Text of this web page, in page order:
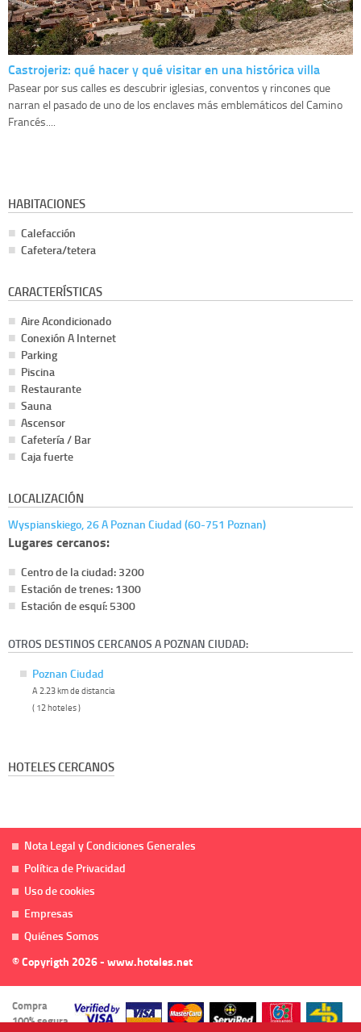
Castrojeriz: qué hacer y qué visitar en una histórica villa
Pasear por sus calles es descubrir iglesias, conventos y rincones que
narran el pasado de uno de los enclaves más emblemáticos del Camino
Francés....
HABITACIONES
Calefacción
Cafetera/tetera
CARACTERÍSTICAS
Aire Acondicionado
Conexión A Internet
Parking
Piscina
Restaurante
Sauna
Ascensor
Cafetería / Bar
Caja fuerte
LOCALIZACIÓN
Wyspianskiego, 26 A Poznan Ciudad (60-751 Poznan)
Lugares cercanos:
Centro de la ciudad: 3200
Estación de trenes: 1300
Estación de esquí: 5300
OTROS DESTINOS CERCANOS A POZNAN CIUDAD:
Poznan Ciudad
A 2.23 km de distancia
( 12 hoteles )
HOTELES CERCANOS
Nota Legal y Condiciones Generales
Política de Privacidad
Uso de cookies
Empresas
Quiénes Somos
© Copyrigth 2026 - www.hoteles.net
Compra
100% segura